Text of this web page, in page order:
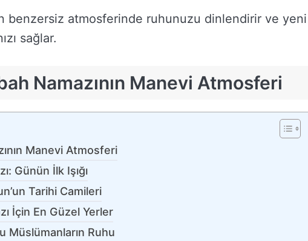
benzersiz atmosferinde ruhunuzu dinlendirir ve yeni
sağlar.
Namazının Manevi Atmosferi
Manevi Atmosferi
Günün İlk Işığı
Tarihi Camileri
İçin En Güzel Yerler
Müslümanların Ruhu